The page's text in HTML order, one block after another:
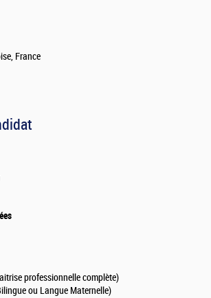
France
professionnelle complète)
ou Langue Maternelle)